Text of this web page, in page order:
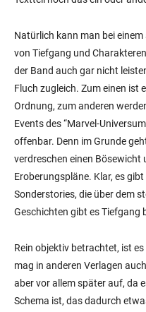
Natürlich kann man bei
von Tiefgang und
der Band auch gar nicht
Fluch zugleich. Zum einen ist
Ordnung, zum anderen
Events des “Marvel-
offenbar. Denn im Grunde
verdreschen einen Bösewicht
Eroberungspläne. Klar, es
Sonderstories, die über dem
Geschichten gibt es Tiefgang
Rein objektiv betrachtet, ist
mag in anderen Verlagen
aber vor allem später auf, da
Schema ist, das dadurch